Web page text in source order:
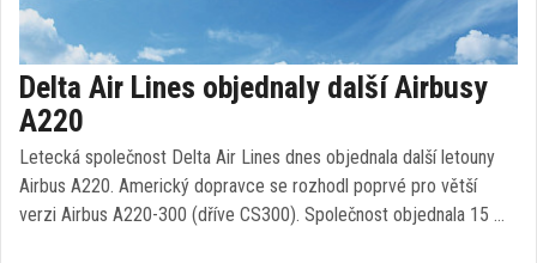
Delta Air Lines objednaly další Airbusy
A220
Letecká společnost Delta Air Lines dnes objednala další letouny
Airbus A220. Americký dopravce se rozhodl poprvé pro větší
verzi Airbus A220-300 (dříve CS300). Společnost objednala 15 …